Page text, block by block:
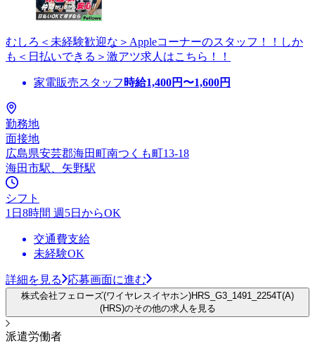
むしろ＜未経験歓迎な＞Appleコーナーのスタッフ！！しか
も＜日払いできる＞激アツ求人はこちら！！
家電販売スタッフ 時給1,400円〜1,600円
勤務地
面接地
広島県安芸郡海田町南つくも町13-18
海田市駅、矢野駅
シフト
1日8時間 週5日からOK
交通費支給
未経験OK
詳細を見る 応募画面に進む
株式会社フェローズ(ワイヤレスイヤホン)HRS_G3_1491_2254T(A)
(HRS)のその他の求人を見る
派遣労働者